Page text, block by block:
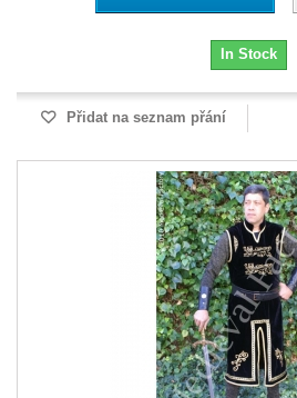
In Stock
Přidat na seznam přání